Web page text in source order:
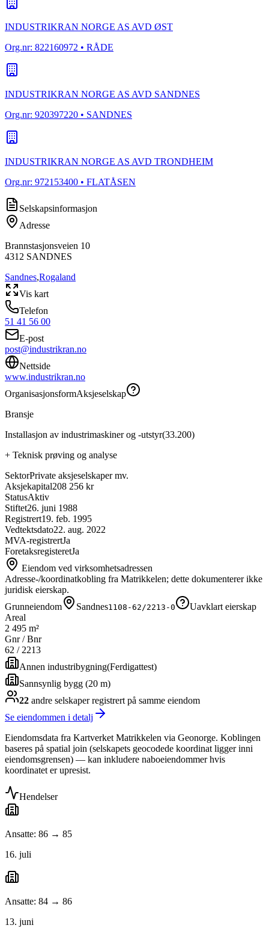
INDUSTRIKRAN NORGE AS AVD ØST
Org.nr: 822160972 • RÅDE
INDUSTRIKRAN NORGE AS AVD SANDNES
Org.nr: 920397220 • SANDNES
INDUSTRIKRAN NORGE AS AVD TRONDHEIM
Org.nr: 972153400 • FLATÅSEN
Selskapsinformasjon
Adresse
Brannstasjonsveien 10
4312 SANDNES
Sandnes,Rogaland
Vis kart
Telefon
51 41 56 00
E-post
post@industrikran.no
Nettside
www.industrikran.no
OrganisasjonsformAksjeselskap
Bransje
Installasjon av industrimaskiner og -utstyr(33.200)
+ Teknisk prøving og analyse
SektorPrivate aksjeselskaper mv.
Aksjekapital208 256 kr
StatusAktiv
Stiftet26. juni 1988
Registrert19. feb. 1995
Vedtektsdato22. aug. 2022
MVA-registrertJa
ForetaksregisteretJa
Eiendom ved virksomhetsadressen
Adresse-/koordinatkobling fra Matrikkelen; dette dokumenterer ikke
juridisk eierskap.
Grunneiendom
Sandnes1108-62/2213-0
Uavklart eierskap
Areal
2 495 m²
Gnr / Bnr
62 /2213
Annen industribygning(Ferdigattest)
Sannsynlig bygg (20 m)
22 andre selskaperregistrert på samme eiendom
Se eiendommen i detalj
Eiendomsdata fra Kartverket Matrikkelen via Geonorge. Koblingen
baseres på spatial join (selskapets geocodede koordinat ligger inni
eiendomsgrensen) — kan inkludere naboeiendommer hvis
koordinatet er upresist.
Hendelser
Ansatte: 86 → 85
16. juli
Ansatte: 84 → 86
13. juni